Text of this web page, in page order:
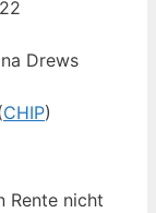
Drews
CHIP)
Rente nicht